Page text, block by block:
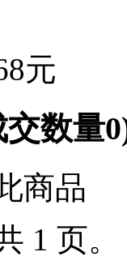
元
数量0
商品
1 页。